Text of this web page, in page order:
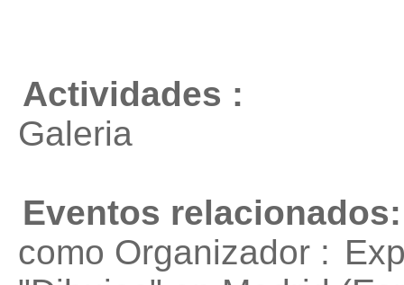
Actividades :
Galeria
Eventos relacionados:
como Organizador :